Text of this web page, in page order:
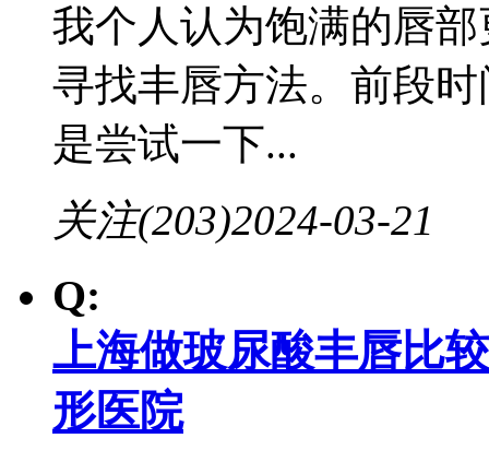
我个人认为饱满的唇
寻找丰唇方法。前段
是尝试一下...
关注(203)2024-03-21
Q:
上海做玻尿酸丰唇比
形医院